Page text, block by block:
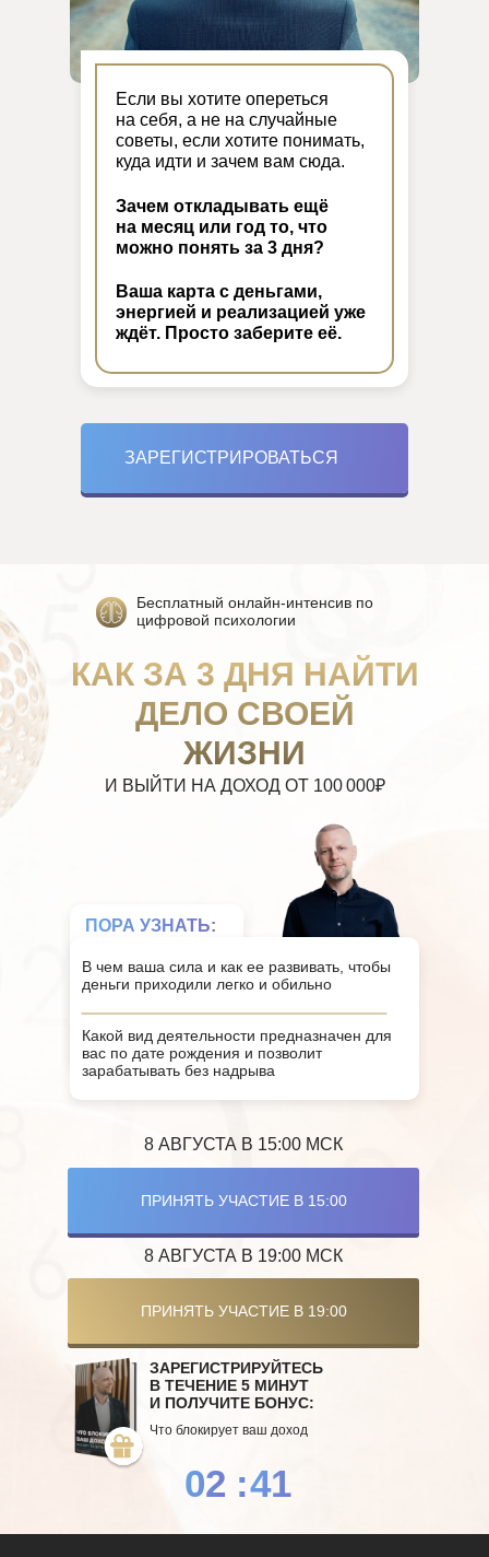
ЗАРЕГИСТРИРОВАТЬСЯ
Если вы хотите опереться
на себя, а не на случайные
советы, если хотите понимать,
куда идти и зачем вам сюда.
Зачем откладывать ещё
на месяц или год то, что
можно понять за 3 дня?
Ваша карта с деньгами,
энергией и реализацией уже
ждёт. Просто заберите её.
И ВЫЙТИ НА ДОХОД ОТ 100 000₽
8 АВГУСТА В 19:00 МСК
Что блокирует ваш доход
ЗАРЕГИСТРИРУЙТЕСЬ
В ТЕЧЕНИЕ 5 МИНУТ
И ПОЛУЧИТЕ БОНУС:
8 АВГУСТА В 15:00 МСК
ПРИНЯТЬ УЧАСТИЕ В 15:00
ПРИНЯТЬ УЧАСТИЕ В 19:00
Бесплатный онлайн-интенсив по
цифровой психологии
ПОРА УЗНАТЬ:
Какой вид деятельности предназначен для
вас по дате рождения и позволит
зарабатывать без надрыва
В чем ваша сила и как ее развивать, чтобы
деньги приходили легко и обильно
КАК ЗА 3 ДНЯ НАЙТИ
ДЕЛО СВОЕЙ
ЖИЗНИ
:39
02